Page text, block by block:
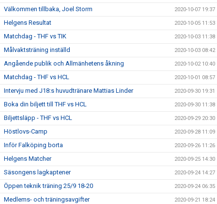
Välkommen tillbaka, Joel Storm 2020-10-07 19:37
Helgens Resultat 2020-10-05 11:53
Matchdag - THF vs TIK 2020-10-03 11:38
Målvaktsträning inställd 2020-10-03 08:42
Angående publik och Allmänhetens åkning 2020-10-02 10:40
Matchdag - THF vs HCL 2020-10-01 08:57
Intervju med J18:s huvudtränare Mattias Linder 2020-09-30 19:31
Boka din biljett till THF vs HCL 2020-09-30 11:38
Biljettsläpp - THF vs HCL 2020-09-29 20:30
Höstlovs-Camp 2020-09-28 11:09
Inför Falköping borta 2020-09-26 11:26
Helgens Matcher 2020-09-25 14:30
Säsongens lagkaptener 2020-09-24 14:27
Öppen teknik träning 25/9 18-20 2020-09-24 06:35
Medlems- och träningsavgifter 2020-09-21 18:24